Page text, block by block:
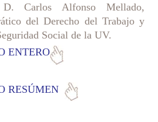
Carlos Alfonso Mellado,
del Derecho del Trabajo y
Social de la UV.
ENTERO
RESÚMEN